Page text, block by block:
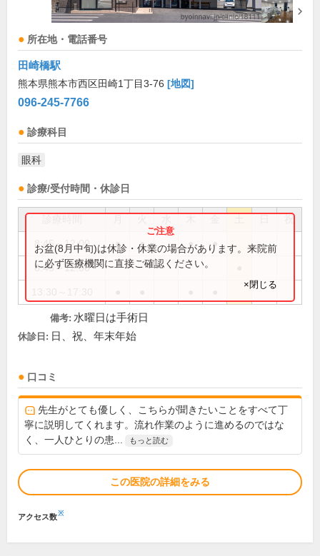
所在地・電話番号
田崎橋駅
熊本県熊本市西区田崎1丁目3-76 [地図]
096-245-7766
診療科目
眼科
診療/受付時間・休診日
祝
8:45～12:00 ● ● ● ●
8:45～12:30
お盆(8月中旬)は休診・休業の場合があります。来院前
に必ず医療機関に直接ご確認ください。
×閉じる
備考: 水曜日は手術日
休診日: 日、祝、年末年始
口コミ
先生がとても優しく、こちらが聞きたいことをすべて丁
寧に説明してくれます。流れ作業のように進めるのではな
く、一人ひとりの患...
もっと読む
この医院の詳細をみる
アクセス数※